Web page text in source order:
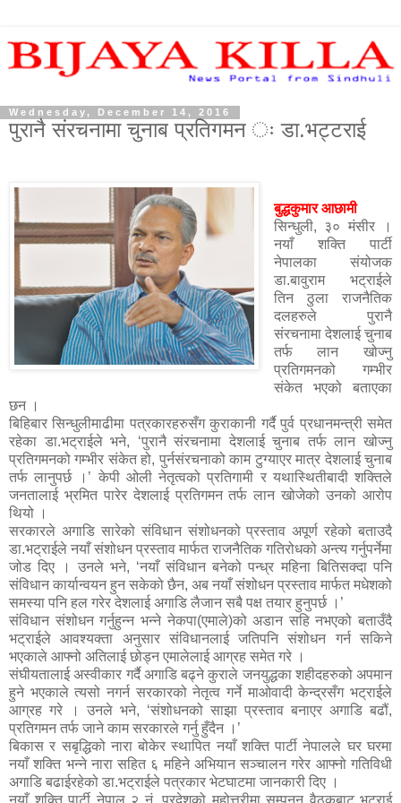
Wednesday, December 14, 2016
पुरानै संरचनामा चुनाब प्रतिगमन ः डा.भट्टराई
बुद्धकुमार आछामी
सिन्धुली, ३० मंसीर ।
नयाँ शक्ति पार्टी
नेपालका संयोजक
डा.बावुराम भट्राईले
तिन ठुला राजनैतिक
दलहरुले पुरानै
संरचनामा देशलाई चुनाब
तर्फ लान खोज्नु
प्रतिगमनको गम्भीर
संकेत भएको बताएका
छन ।
बिहिबार सिन्धुलीमाढीमा पत्रकारहरुसँग कुराकानी गर्दै पुर्व प्रधानमन्त्री समेत
रहेका डा.भट्राईले भने, ‘पुरानै संरचनामा देशलाई चुनाब तर्फ लान खोज्नु
प्रतिगमनको गम्भीर संकेत हो, पुर्नसंरचनाको काम टुग्याएर मात्र देशलाई चुनाब
तर्फ लानुपर्छ ।’ केपी ओली नेतृत्वको प्रतिगामी र यथास्थितीबादी शक्तिले
जनतालाई भ्रमित पारेर देशलाई प्रतिगमन तर्फ लान खोजेको उनको आरोप
थियो ।
सरकारले अगाडि सारेको संविधान संशोधनको प्रस्ताव अपूर्ण रहेको बताउदै
डा.भट्राईले नयाँ संशोधन प्रस्ताव मार्फत राजनैतिक गतिरोधको अन्त्य गर्नुपर्नेमा
जोड दिए । उनले भने, ‘नयाँ संविधान बनेको पन्ध्र महिना बितिसक्दा पनि
संविधान कार्यान्वयन हुन सकेको छैन, अब नयाँ संशोधन प्रस्ताव मार्फत मधेशको
समस्या पनि हल गरेर देशलाई अगाडि लैजान सबै पक्ष तयार हुनुपर्छ ।’
संविधान संशोधन गर्नुहुन्न भन्ने नेकपा(एमाले)को अडान सहि नभएको बताउँदै
भट्राईले आवश्यक्ता अनुसार संविधानलाई जतिपनि संशोधन गर्न सकिने
भएकाले आफ्नो अतिलाई छोड्न एमालेलाई आग्रह समेत गरे ।
संघीयतालाई अस्वीकार गर्दै अगाडि बढ्ने कुराले जनयुद्धका शहीदहरुको अपमान
हुने भएकाले त्यसो नगर्न सरकारको नेतृत्व गर्ने माओवादी केन्द्रसँग भट्राईले
आग्रह गरे । उनले भने, ‘संशोधनको साझा प्रस्ताव बनाएर अगाडि बढौं,
प्रतिगमन तर्फ जाने काम सरकारले गर्नु हुँदैन ।’
बिकास र सबृद्धिको नारा बोकेर स्थापित नयाँ शक्ति पार्टी नेपालले घर घरमा
नयाँ शक्ति भन्ने नारा सहित ६ महिने अभियान सञ्चालन गरेर आफ्नो गतिविधी
अगाडि बढाईरहेको डा.भट्राईले पत्रकार भेटघाटमा जानकारी दिए ।